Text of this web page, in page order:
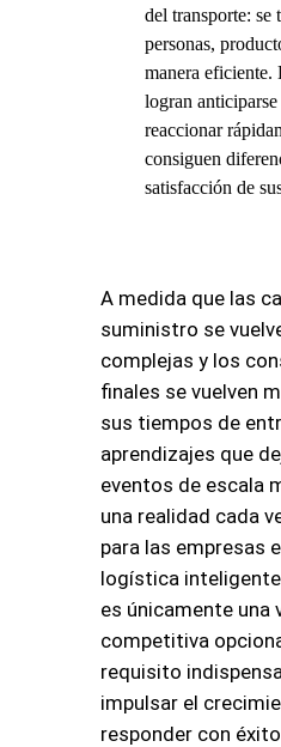
del transporte: se
personas,
manera eficiente.
logran
reaccionar
consiguen
satisfacción de
A medida que las
suministro se
complejas y los
finales se vuelven
sus tiempos de
aprendizajes que
eventos de escala
una realidad cada
para las empresas
logística
es únicamente una
competitiva
requisito
impulsar el
responder con